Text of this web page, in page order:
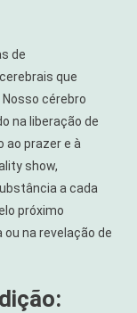
de
que
cérebro
na liberação de
ao prazer e à
show,
a cada
próximo
na revelação de